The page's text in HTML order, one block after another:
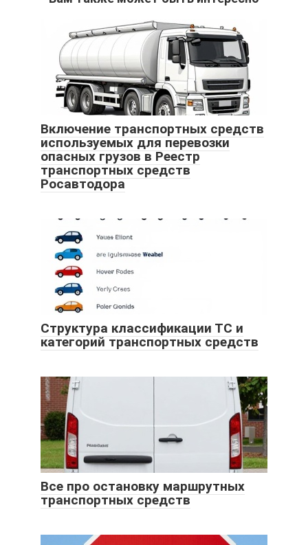
Включение транспортных средств
используемых для перевозки
опасных грузов в Реестр
транспортных средств
Росавтодора
Структура классификации ТС и
категорий транспортных средств
Все про остановку маршрутных
транспортных средств